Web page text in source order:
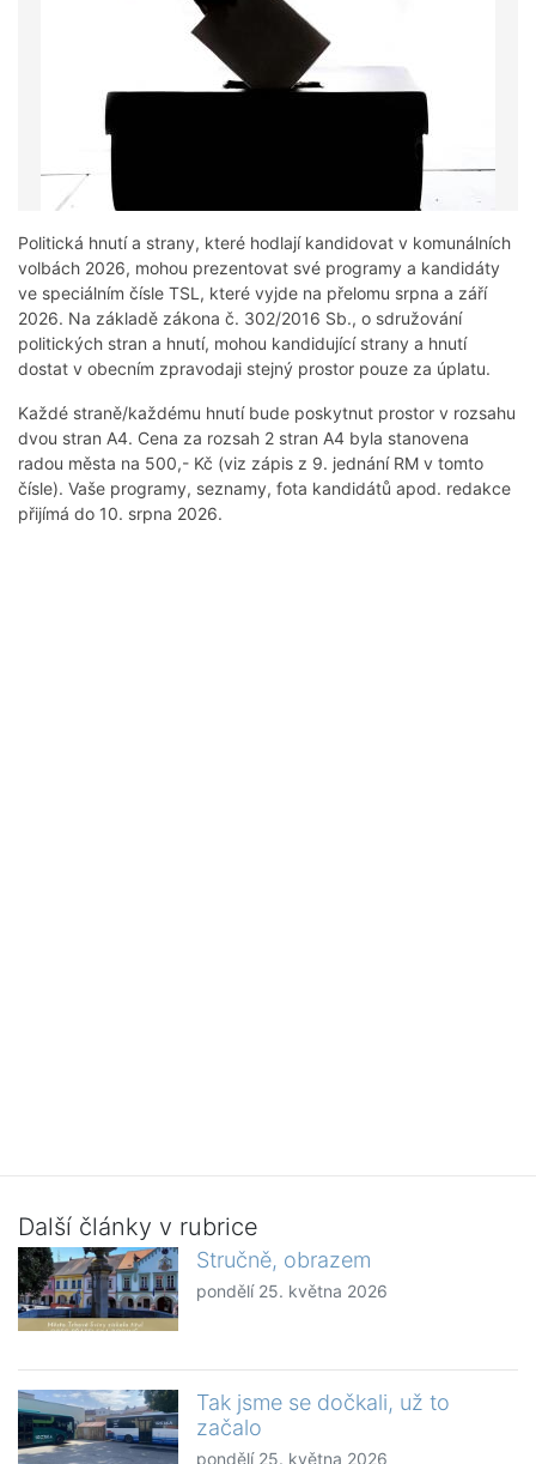
Politická hnutí a strany, které hodlají kandidovat v komunálních
volbách 2026, mohou prezentovat své programy a kandidáty
ve speciálním čísle TSL, které vyjde na přelomu srpna a září
2026. Na základě zákona č. 302/2016 Sb., o sdružování
politických stran a hnutí, mohou kandidující strany a hnutí
dostat v obecním zpravodaji stejný prostor pouze za úplatu.
Každé straně/každému hnutí bude poskytnut prostor v rozsahu
dvou stran A4. Cena za rozsah 2 stran A4 byla stanovena
radou města na 500,- Kč (viz zápis z 9. jednání RM v tomto
čísle). Vaše programy, seznamy, fota kandidátů apod. redakce
přijímá do 10. srpna 2026.
Další články v rubrice
Stručně, obrazem
pondělí 25. května 2026
Tak jsme se dočkali, už to
začalo
pondělí 25. května 2026